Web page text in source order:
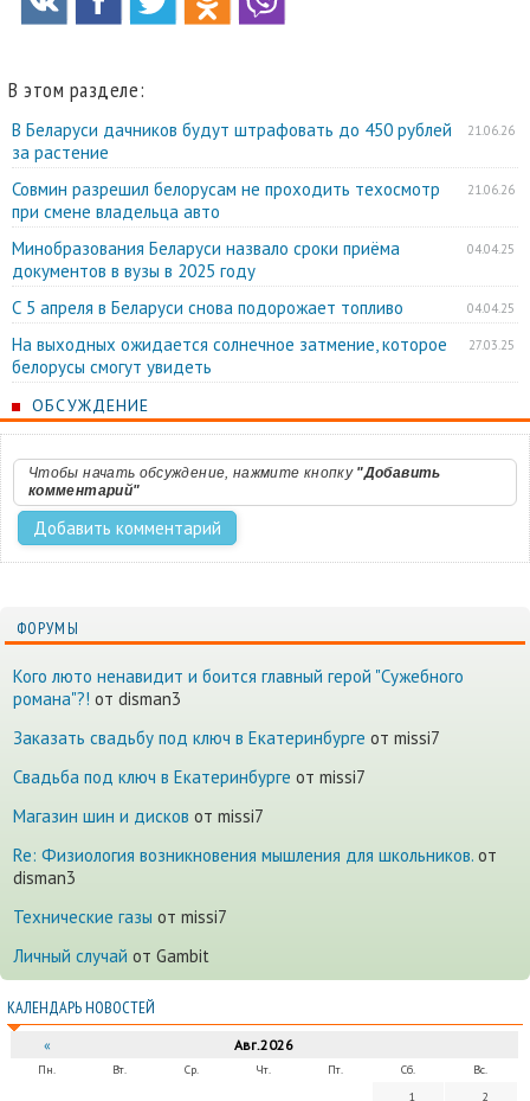
В этом разделе:
21.06.26
В Беларуси дачников будут штрафовать до 450 рублей
за растение
21.06.26
Совмин разрешил белорусам не проходить техосмотр
при смене владельца авто
04.04.25
Минобразования Беларуси назвало сроки приёма
документов в вузы в 2025 году
04.04.25
С 5 апреля в Беларуси снова подорожает топливо
27.03.25
На выходных ожидается солнечное затмение, которое
белорусы смогут увидеть
ОБСУЖДЕНИЕ
Чтобы начать обсуждение, нажмите кнопку "Добавить
комментарий"
ФОРУМЫ
Кого люто ненавидит и боится главный герой "Сужебного
романа"?! от disman3
Заказать свадьбу под ключ в Екатеринбурге от missi7
Cвадьба под ключ в Екатеринбурге от missi7
Магазин шин и дисков от missi7
Re: Физиология возникновения мышления для школьников. от
disman3
Технические газы от missi7
Личный случай от Gambit
КАЛЕНДАРЬ НОВОСТЕЙ
« Авг.2026
Пн. Вт. Ср. Чт. Пт. Сб.
Вс.
1
2